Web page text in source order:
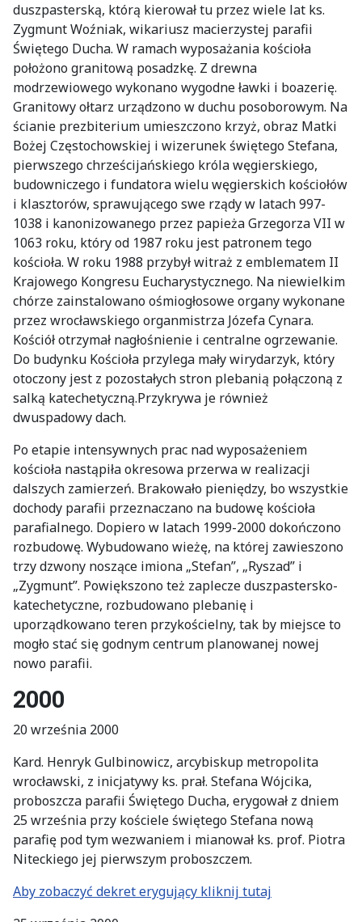
duszpasterską, którą kierował tu przez wiele lat ks.
Zygmunt Woźniak, wikariusz macierzystej parafii
Świętego Ducha. W ramach wyposażania kościoła
położono granitową posadzkę. Z drewna
modrzewiowego wykonano wygodne ławki i boazerię.
Granitowy ołtarz urządzono w duchu posoborowym. Na
ścianie prezbiterium umieszczono krzyż, obraz Matki
Bożej Częstochowskiej i wizerunek świętego Stefana,
pierwszego chrześcijańskiego króla węgierskiego,
budowniczego i fundatora wielu węgierskich kościołów
i klasztorów, sprawującego swe rządy w latach 997-
1038 i kanonizowanego przez papieża Grzegorza VII w
1063 roku, który od 1987 roku jest patronem tego
kościoła. W roku 1988 przybył witraż z emblematem II
Krajowego Kongresu Eucharystycznego. Na niewielkim
chórze zainstalowano ośmiogłosowe organy wykonane
przez wrocławskiego organmistrza Józefa Cynara.
Kościół otrzymał nagłośnienie i centralne ogrzewanie.
Do budynku Kościoła przylega mały wirydarzyk, który
otoczony jest z pozostałych stron plebanią połączoną z
salką katechetyczną.Przykrywa je również
dwuspadowy dach.
Po etapie intensywnych prac nad wyposażeniem
kościoła nastąpiła okresowa przerwa w realizacji
dalszych zamierzeń. Brakowało pieniędzy, bo wszystkie
dochody parafii przeznaczano na budowę kościoła
parafialnego. Dopiero w latach 1999-2000 dokończono
rozbudowę. Wybudowano wieżę, na której zawieszono
trzy dzwony noszące imiona „Stefan”, „Ryszad” i
„Zygmunt”. Powiększono też zaplecze duszpastersko-
katechetyczne, rozbudowano plebanię i
uporządkowano teren przykościelny, tak by miejsce to
mogło stać się godnym centrum planowanej nowej
nowo parafii.
2000
20 września 2000
Kard. Henryk Gulbinowicz, arcybiskup metropolita
wrocławski, z inicjatywy ks. prał. Stefana Wójcika,
proboszcza parafii Świętego Ducha, erygował z dniem
25 września przy kościele świętego Stefana nową
parafię pod tym wezwaniem i mianował ks. prof. Piotra
Niteckiego jej pierwszym proboszczem.
Aby zobaczyć dekret erygujący kliknij tutaj